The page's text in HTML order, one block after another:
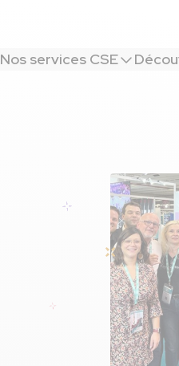
Nos services CSE